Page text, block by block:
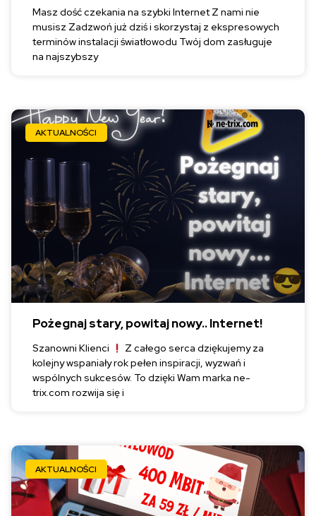
Masz dość czekania na szybki Internet Z nami nie
musisz Zadzwoń już dziś i skorzystaj z ekspresowych
terminów instalacji światłowodu Twój dom zasługuje
na najszybszy
AKTUALNOŚCI
Pożegnaj stary, powitaj nowy.. Internet!
Szanowni Klienci
Z całego serca dziękujemy za
kolejny wspaniały rok pełen inspiracji, wyzwań i
wspólnych sukcesów. To dzięki Wam marka ne-
trix.com rozwija się i
AKTUALNOŚCI